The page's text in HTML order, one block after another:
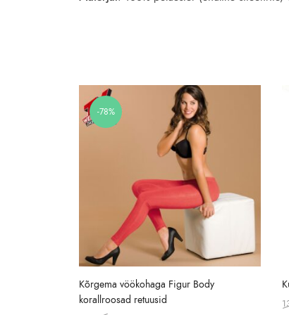
-78%
Kõrgema vöökohaga Figur Body
korallroosad retuusid